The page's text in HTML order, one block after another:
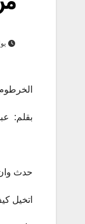
بقلم:
حدث
اتخيل